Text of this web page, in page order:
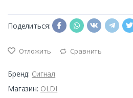
Поделиться:
Отложить Сравнить
Бренд: Сигнал
Магазин: OLDI